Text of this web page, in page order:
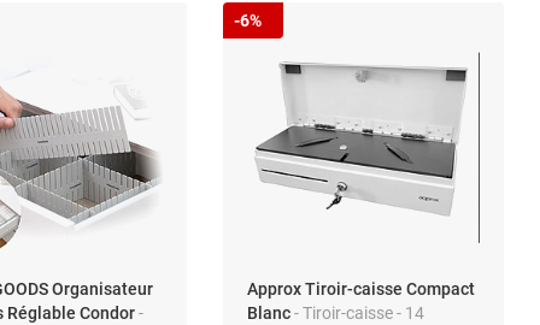
Organisateur
Réglable Condor-
Approx Tiroir-caisse Compact
Blanc- Tiroir-caisse - 14
-6%